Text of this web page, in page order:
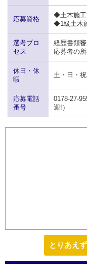
応募資格
◆土木施工
◆1級土木
選考プロ
セス
経歴書類
応募者の
休日・休
暇
土・日・
応募電話
番号
0178-27-
迎!）
とりあえ